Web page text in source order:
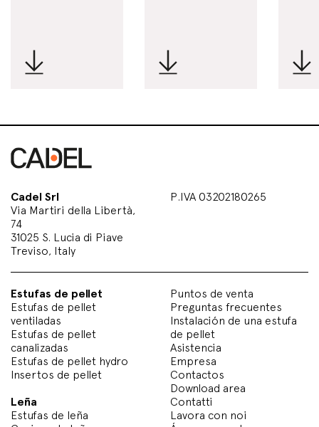
Cadel Srl
Via Martiri della Libertà,
74
31025 S. Lucia di Piave
Treviso, Italy
P.IVA 03202180265
Estufas de pellet
Estufas de pellet
ventiladas
Estufas de pellet
canalizadas
Estufas de pellet hydro
Insertos de pellet
Leña
Estufas de leña
Puntos de venta
Preguntas frecuentes
Instalación de una estufa
de pellet
Asistencia
Empresa
Contactos
Download area
Contatti
Lavora con noi